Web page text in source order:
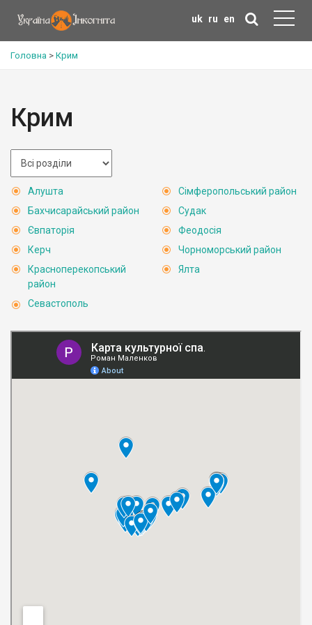
uk ru en
Головна > Крим
Крим
Алушта
Бахчисарайський район
Євпаторія
Керч
Красноперекопський
район
Севастополь
Сімферопольський район
Судак
Феодосія
Чорноморський район
Ялта